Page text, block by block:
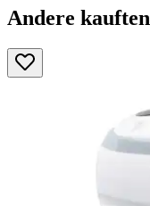
Andere